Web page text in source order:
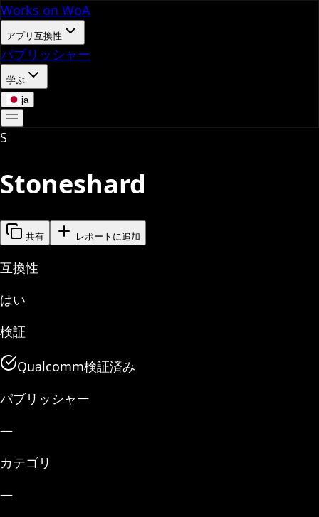
Works on WoA
アプリ互換性
パブリッシャー
学ぶ
ja
S
Stoneshard
共有 レポートに追加
互換性
はい
検証
Qualcomm検証済み
パブリッシャー
—
カテゴリ
—